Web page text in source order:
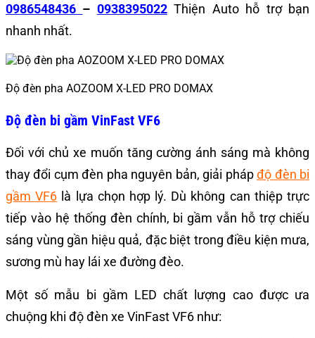
0986548436 – 0938395022Thiện Auto hỗ trợ bạn
nhanh nhất.
Độ đèn pha AOZOOM X-LED PRO DOMAX
Độ đèn bi gầm VinFast VF6
Đối với chủ xe muốn tăng cường ánh sáng mà không
thay đổi cụm đèn pha nguyên bản, giải phápđộ đèn bi
gầm VF6 là lựa chọn hợp lý. Dù không can thiệp trực
tiếp vào hệ thống đèn chính, bi gầm vẫn hỗ trợ chiếu
sáng vùng gần hiệu quả, đặc biệt trong điều kiện mưa,
sương mù hay lái xe đường đèo.
Một số mẫu bi gầm LED chất lượng cao được ưa
chuộng khi độ đèn xe VinFast VF6 như: